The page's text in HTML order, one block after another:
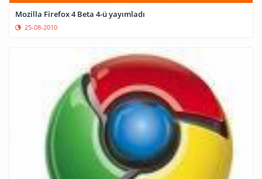
Mozilla Firefox 4 Beta 4-ü yayımladı
25-08-2010